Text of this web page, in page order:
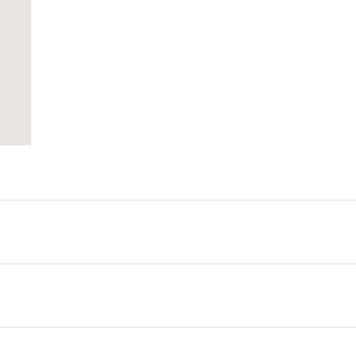
todo comenzó. Los tenis Authentic son la silueta